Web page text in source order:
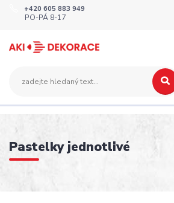
+420 605 883 949
PO-PÁ 8-17
Pastelky jednotlivé